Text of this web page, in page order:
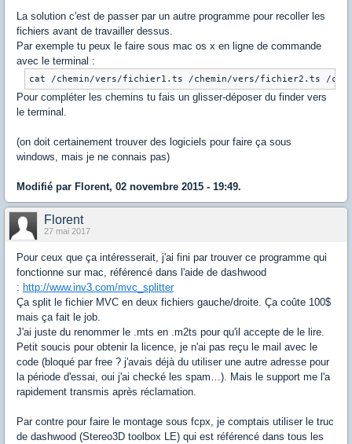
La solution c'est de passer par un autre programme pour recoller les
fichiers avant de travailler dessus.
Par exemple tu peux le faire sous mac os x en ligne de commande
avec le terminal :
cat /chemin/vers/fichier1.ts /chemin/vers/fichier2.ts /
Pour compléter les chemins tu fais un glisser-déposer du finder vers
le terminal.
(on doit certainement trouver des logiciels pour faire ça sous
windows, mais je ne connais pas)
Modifié par Florent, 02 novembre 2015 - 19:49.
Florent
27 mai 2017
Pour ceux que ça intéresserait, j'ai fini par trouver ce programme qui
fonctionne sur mac, référencé dans l'aide de dashwood
: http://www.inv3.com/mvc_splitter
Ça split le fichier MVC en deux fichiers gauche/droite. Ça coûte 100$
mais ça fait le job.
J'ai juste du renommer le .mts en .m2ts pour qu'il accepte de le lire.
Petit soucis pour obtenir la licence, je n'ai pas reçu le mail avec le
code (bloqué par free ? j'avais déjà du utiliser une autre adresse pour
la période d'essai, oui j'ai checké les spam…). Mais le support me l'a
rapidement transmis après réclamation.
Par contre pour faire le montage sous fcpx, je comptais utiliser le truc
de dashwood (Stereo3D toolbox LE) qui est référencé dans tous les